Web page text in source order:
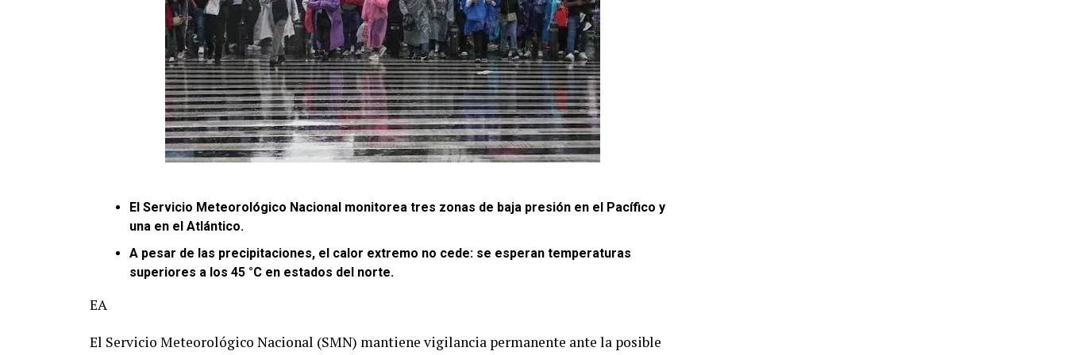
El Servicio Meteorológico Nacional monitorea tres zonas de baja presión en el Pacífico y
una en el Atlántico.
A pesar de las precipitaciones, el calor extremo no cede: se esperan temperaturas
superiores a los 45 °C en estados del norte.
EA
El Servicio Meteorológico Nacional (SMN) mantiene vigilancia permanente ante la posible